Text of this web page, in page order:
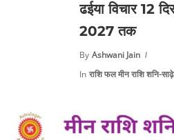
ढईया विचार 12
2027 तक
By Ashwani Jain
In राशि फल मीन राशि शनि-